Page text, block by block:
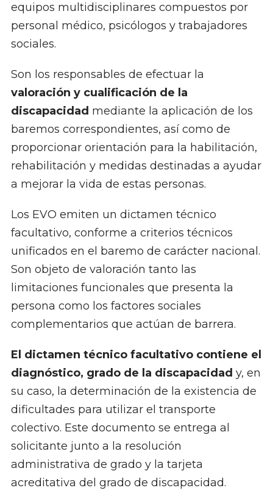
equipos multidisciplinares compuestos por
personal médico, psicólogos y trabajadores
sociales.
Son los responsables de efectuar la
valoración y cualificación de la
discapacidad mediante la aplicación de los
baremos correspondientes, así como de
proporcionar orientación para la habilitación,
rehabilitación y medidas destinadas a ayudar
a mejorar la vida de estas personas.
Los EVO emiten un dictamen técnico
facultativo, conforme a criterios técnicos
unificados en el baremo de carácter nacional.
Son objeto de valoración tanto las
limitaciones funcionales que presenta la
persona como los factores sociales
complementarios que actúan de barrera.
El dictamen técnico facultativo contiene el
diagnóstico, grado de la discapacidad y, en
su caso, la determinación de la existencia de
dificultades para utilizar el transporte
colectivo. Este documento se entrega al
solicitante junto a la resolución
administrativa de grado y la tarjeta
acreditativa del grado de discapacidad.